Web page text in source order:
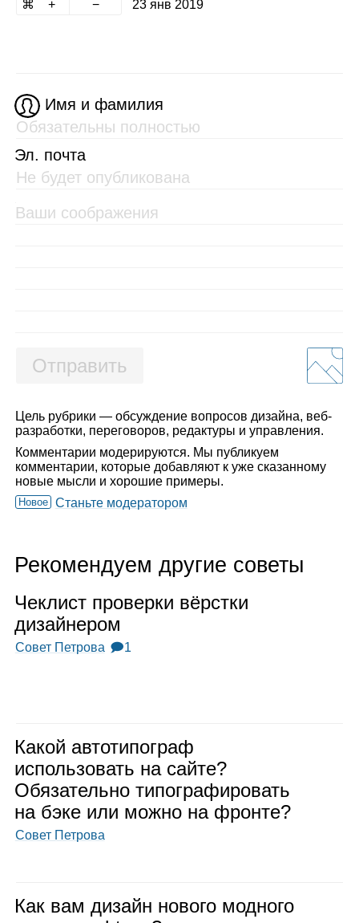
23 янв 2019
Имя и фамилия
Эл. почта
Отправить
Цель рубрики — обсуждение вопросов дизайна, веб-
разработки, переговоров, редактуры и управления.
Комментарии модерируются. Мы публикуем
комментарии, которые добавляют к уже сказанному
новые мысли и хорошие примеры.
Новое Станьте модератором
Рекомендуем другие советы
Чек­лист про­верки вёрстки
дизай­не­ром
Совет Петрова 🗩1
Какой авто­ти­по­граф
исполь­зо­вать на сайте?
Обя­за­тельно типо­гра­фи­ро­вать
на бэке или можно на фронте?
Совет Петрова
Как вам дизайн нового мод­ного